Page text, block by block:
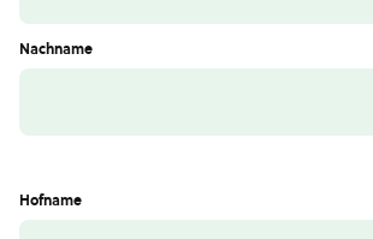
Nachname
Hofname